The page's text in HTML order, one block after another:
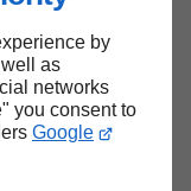
by
as
networks
you consent to
Google